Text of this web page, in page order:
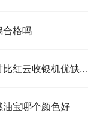
合格吗
收银机优缺点区别
宝哪个颜色好